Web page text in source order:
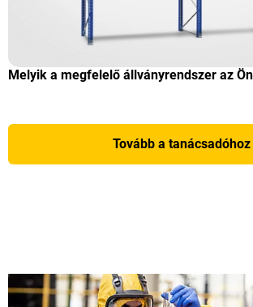
Melyik a megfelelő állványrendszer az
Tovább a tanácsadóhoz